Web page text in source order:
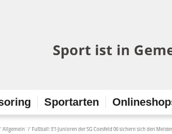
Sportarten
Allgemein / Fußball: E1-Junioren der SG Coesfeld 06 sichern sich den